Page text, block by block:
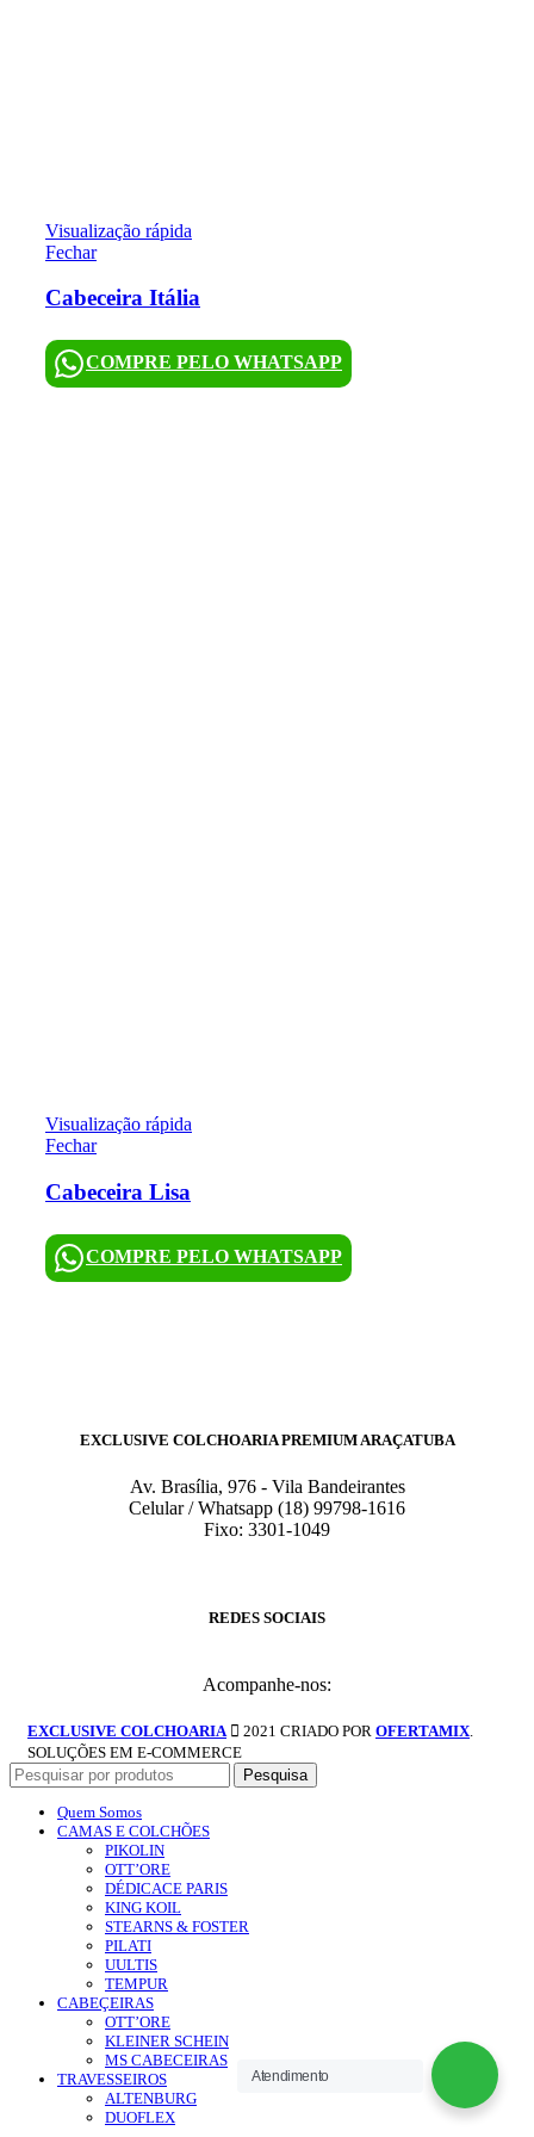
Visualização rápida
Fechar
Cabeceira Itália
COMPRE PELO WHATSAPP
Visualização rápida
Fechar
Cabeceira Lisa
COMPRE PELO WHATSAPP
EXCLUSIVE COLCHOARIA PREMIUM ARAÇATUBA
Av. Brasília, 976 - Vila Bandeirantes
Celular / Whatsapp (18) 99798-1616
Fixo: 3301-1049
REDES SOCIAIS
Acompanhe-nos:
EXCLUSIVE COLCHOARIA 2021 CRIADO POR OFERTAMIX.
SOLUÇÕES EM E-COMMERCE
Pesquisa
Quem Somos
CAMAS E COLCHÕES
PIKOLIN
OTT’ORE
DÉDICACE PARIS
KING KOIL
STEARNS & FOSTER
PILATI
UULTIS
TEMPUR
CABEÇEIRAS
OTT’ORE
KLEINER SCHEIN
MS CABECEIRAS
TRAVESSEIROS
ALTENBURG
DUOFLEX
Atendimento